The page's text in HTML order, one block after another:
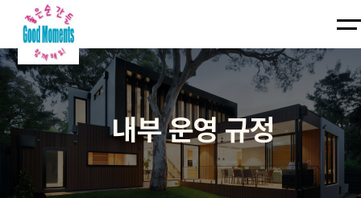
구경하기 예약하기 길안내 꿀팁정보 입주계약
입주
계약
서
운영
규칙
서
운영
규칙
내부 운영 규정